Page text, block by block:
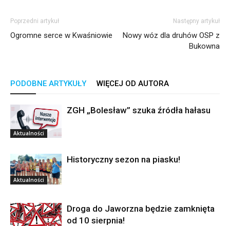
Poprzedni artykuł
Ogromne serce w Kwaśniowie
Następny artykuł
Nowy wóz dla druhów OSP z
Bukowna
PODOBNE ARTYKUŁY WIĘCEJ OD AUTORA
Aktualności
ZGH „Bolesław” szuka źródła hałasu
Aktualności
Historyczny sezon na piasku!
Droga do Jaworzna będzie zamknięta
od 10 sierpnia!